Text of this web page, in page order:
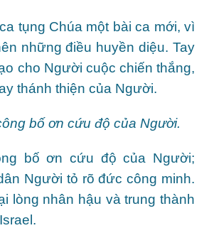
tụng Chúa một bài ca mới, vì
những điều huyền diệu. Tay
cho Người cuộc chiến thắng,
thánh thiện của Người.
bố ơn cứu độ của Người.
bố ơn cứu độ của Người;
Người tỏ rõ đức công minh.
lòng nhân hậu và trung thành